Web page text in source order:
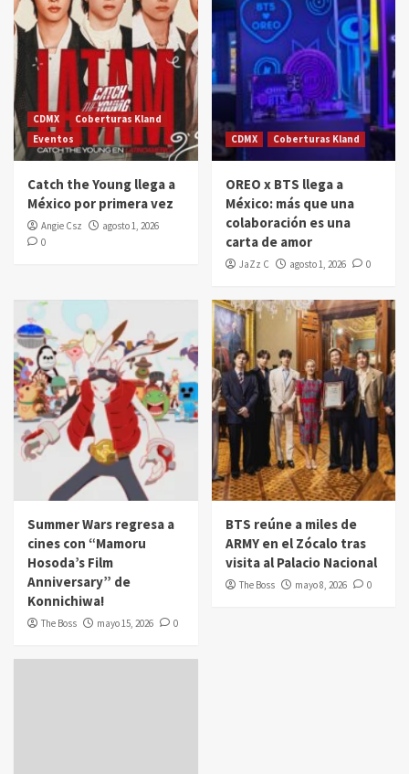
CDMX
Coberturas Kland
Eventos
Catch the Young llega a
México por primera vez
Angie Csz
agosto 1, 2026
0
CDMX Coberturas Kland
OREO x BTS llega a
México: más que una
colaboración es una
carta de amor
JaZz C agosto 1, 2026 0
Summer Wars regresa a
cines con “Mamoru
Hosoda’s Film
Anniversary” de
Konnichiwa!
The Boss mayo 15, 2026 0
BTS reúne a miles de
ARMY en el Zócalo tras
visita al Palacio Nacional
The Boss mayo 8, 2026 0